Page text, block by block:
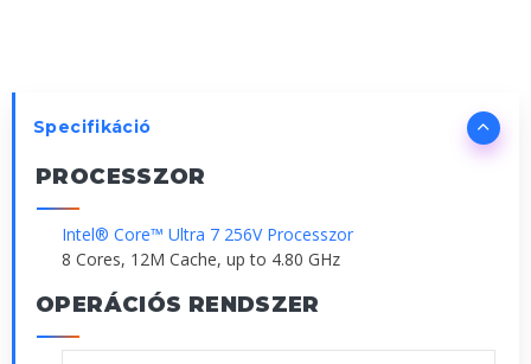
Specifikáció
PROCESSZOR
Intel® Core™ Ultra 7 256V Processzor
8 Cores, 12M Cache, up to 4.80 GHz
OPERÁCIÓS RENDSZER